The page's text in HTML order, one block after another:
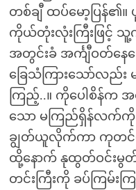
တစ်ချီ ထပ်မော့ပြန်၏။
ကိုယ်တုံးလုံးကြီးဖြင့် သူ့ကို
အတွင်းခံ အင်္ကျီဝတ်န
ခြေသံကြားသော်လည်
ကြည့်..။ ကိုပေါစိန်က အ
သော မကြည်ရှိန်လက်
ချွတ်ယူလိုက်ကာ ကုတ
ထို့နောက် နုထွတ်ဝင်းမွ
တင်းကြီးကို ခပ်ကြမ်း